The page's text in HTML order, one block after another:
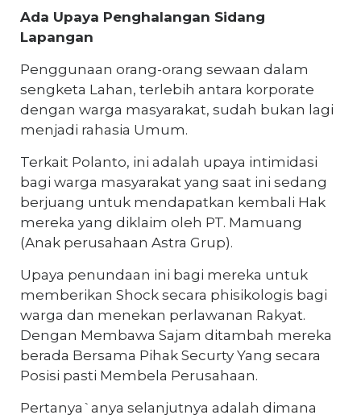
Ada Upaya Penghalangan Sidang
Lapangan
Penggunaan orang-orang sewaan dalam
sengketa Lahan, terlebih antara korporate
dengan warga masyarakat, sudah bukan lagi
menjadi rahasia Umum.
Terkait Polanto, ini adalah upaya intimidasi
bagi warga masyarakat yang saat ini sedang
berjuang untuk mendapatkan kembali Hak
mereka yang diklaim oleh PT. Mamuang
(Anak perusahaan Astra Grup).
Upaya penundaan ini bagi mereka untuk
memberikan Shock secara phisikologis bagi
warga dan menekan perlawanan Rakyat.
Dengan Membawa Sajam ditambah mereka
berada Bersama Pihak Securty Yang secara
Posisi pasti Membela Perusahaan.
Pertanya`anya selanjutnya adalah dimana